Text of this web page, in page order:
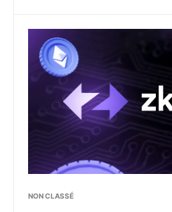
zkSync : un layer 2
NON CLASSÉ